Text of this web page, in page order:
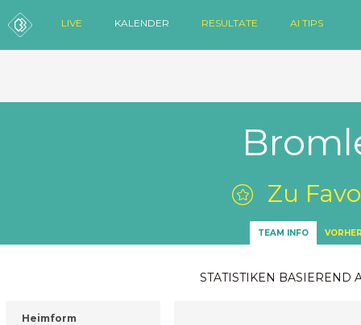
LIVE KALENDER RESULTATE AI TIPS
Zu
TEAM INFO
STATISTIKEN BASIEREND
Heimform